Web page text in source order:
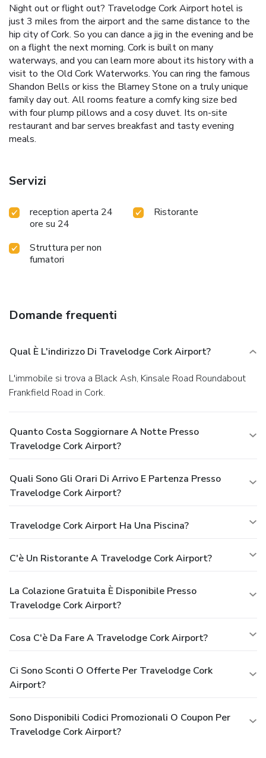
Night out or flight out? Travelodge Cork Airport hotel is
just 3 miles from the airport and the same distance to the
hip city of Cork. So you can dance a jig in the evening and be
on a flight the next morning. Cork is built on many
waterways, and you can learn more about its history with a
visit to the Old Cork Waterworks. You can ring the famous
Shandon Bells or kiss the Blarney Stone on a truly unique
family day out. All rooms feature a comfy king size bed
with four plump pillows and a cosy duvet. Its on-site
restaurant and bar serves breakfast and tasty evening
meals.
Servizi
reception aperta 24
ore su 24
Ristorante
Struttura per non
fumatori
Domande frequenti
Qual È L'indirizzo Di Travelodge Cork Airport?
L'immobile si trova a Black Ash, Kinsale Road Roundabout
Frankfield Road in Cork.
Quanto Costa Soggiornare A Notte Presso
Travelodge Cork Airport?
Quali Sono Gli Orari Di Arrivo E Partenza Presso
Travelodge Cork Airport?
Travelodge Cork Airport Ha Una Piscina?
C'è Un Ristorante A Travelodge Cork Airport?
La Colazione Gratuita È Disponibile Presso
Travelodge Cork Airport?
Cosa C'è Da Fare A Travelodge Cork Airport?
Ci Sono Sconti O Offerte Per Travelodge Cork
Airport?
Sono Disponibili Codici Promozionali O Coupon Per
Travelodge Cork Airport?